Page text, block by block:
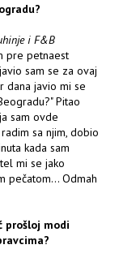
i F&B
pre petnaest
sam se za ovaj
dana javio mi se
Pitao
sam ovde
sa njim, dobio
kada sam
mi se jako
pečatom... Odmah
prošloj modi